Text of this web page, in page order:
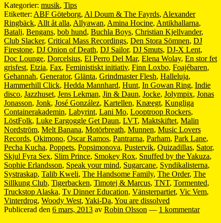
Kategorier: musik, Tips
Etiketter: ABF Göteborg, Al Doum & The Fayrds, Alexander
Ringbäck, Allt åt alla, Allyawan, Amina Hocine, Antikhallarna,
Batalj, Bengans, bob hund, Buchla Boys, Christian Kjellvander,
Club Slacker, Critical Mass Recordings, Den Stora Sömnen, DJ
Firestone, DJ Onion of Death, DJ Sailor, DJ Smuts, DJ-X Lent,
Doc Lounge, Dorcelsius, El Perro Del Mar, Elena Wolay, En stor fet
grisfest, Etzia, Fax, Feministiskt initiativ, Finn Loxbo, Foajébaren,
Gehannah, Generator, Glänta, Grindmaster Flesh, Halleluja,
Hammerhill Click, Hedda Mannhard, Hunt, In Gowan Ring, Indie
disco, Jazzhuset, Jens Lekman, Jin & Daun, Jocke, Jolympix, Jonas
Jonasson, Jonk, José González, Kartellen, Knæegt, Kungliga
Containerakademin, Labyrint, Lani Mo, Looptroop Rockers,
LöstFolk, Luke Eargoggle Get Daun, LVT, Maktskiftet, Malin
Nordström, Melt Banana, Motörbreath, Munnen, Music Lovers
Records, Okimono, Oscar Ramos, Pantrarna, Parham, Park Lane,
Pecha Kucha, Poppets, Popsimonova, Pustervik, Quizadillas, Sator,
Skjul Fyra Sex, Slim Prince, Smokey Rox, Snuffed by the Yakuza,
Sophie Erlandsson, Speak your mind, Sugarcane, Syndikalisterna,
Systraskap, Talib Kweli, The Handsome Family, The Order, The
Sillkung Club, Tigerbacken, Timotej & Marcus, TNT, Tormented,
Truckstop Alaska, Tv Dinner Education, Vänsterpartiet, Vic Vem,
Vinterdrog, Woody West, Yaki-Da, You are dissolved
Publicerad den 6 mars, 2013 av Robin Olsson — 1 kommentar